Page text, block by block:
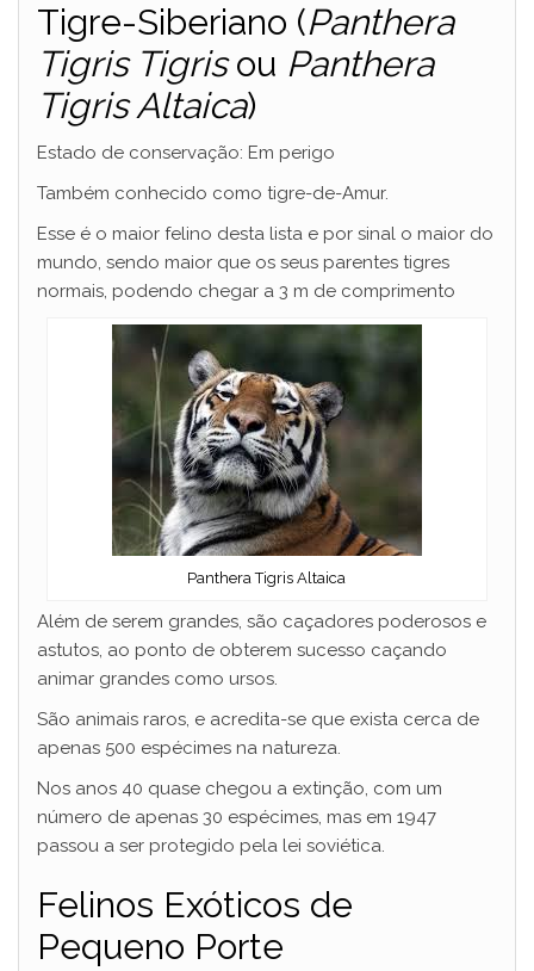
Tigre-Siberiano (Panthera
Tigris Tigrisou Panthera
Tigris Altaica)
Estado de conservação: Em perigo
Também conhecido como tigre-de-Amur.
Esse é o maior felino desta lista e por sinal o maior do
mundo, sendo maior que os seus parentes tigres
normais, podendo chegar a 3 m de comprimento
Panthera Tigris Altaica
Além de serem grandes, são caçadores poderosos e
astutos, ao ponto de obterem sucesso caçando
animar grandes como ursos.
São animais raros, e acredita-se que exista cerca de
apenas 500 espécimes na natureza.
Nos anos 40 quase chegou a extinção, com um
número de apenas 30 espécimes, mas em 1947
passou a ser protegido pela lei soviética.
Felinos Exóticos de
Pequeno Porte